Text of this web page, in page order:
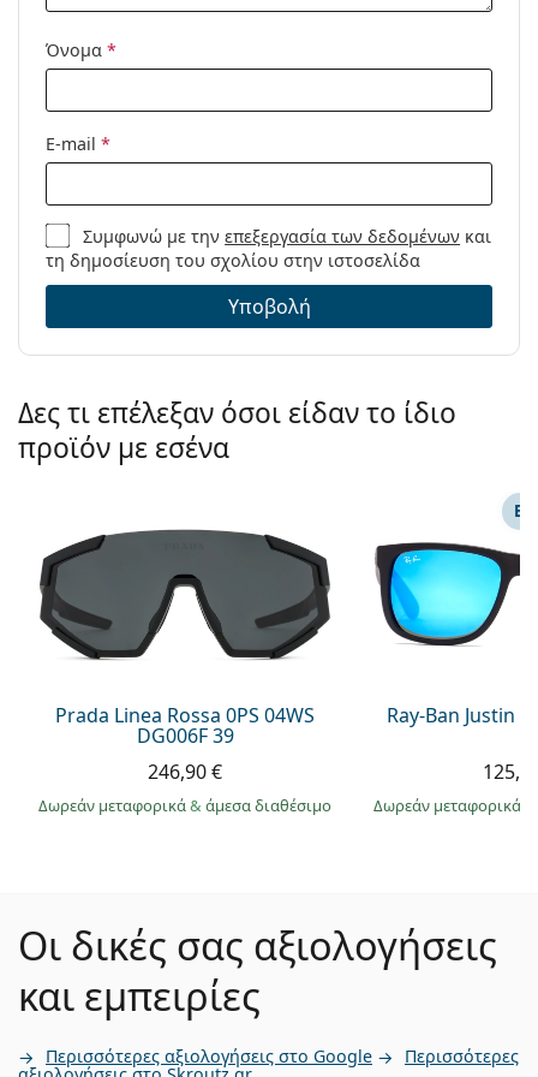
Όνομα *
E-mail *
Συμφωνώ με τηνεπεξεργασία των δεδομένων και
τη δημοσίευση του σχολίου στην ιστοσελίδα
Υποβολή
Δες τι επέλεξαν όσοι είδαν το ίδιο
προϊόν με εσένα
Prada Linea Rossa 0PS 04WS
DG006F 39
246,90 €
Δωρεάν μεταφορικά& άμεσα διαθέσιμο
Ray-Ban Justin
Δωρεάν μεταφορικά
Οι δικές σας αξιολογήσεις
και εμπειρίες
Περισσότερες αξιολογήσεις στο Google Περισσότερες